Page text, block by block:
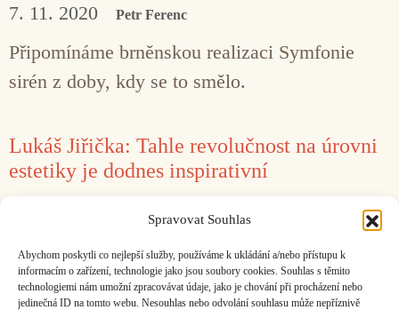
Spravovat Souhlas
Abychom poskytli co nejlepší služby, používáme k ukládání a/nebo přístupu k
informacím o zařízení, technologie jako jsou soubory cookies. Souhlas s těmito
technologiemi nám umožní zpracovávat údaje, jako je chování při procházení nebo
jedinečná ID na tomto webu. Nesouhlas nebo odvolání souhlasu může nepříznivě
7. 11. 2020 Petr Ferenc
Připomínáme brněnskou realizaci Symfonie
sirén z doby, kdy se to smělo.
Lukáš Jiřička: Tahle revolučnost na úrovni
estetiky je dodnes inspirativní
O brněnské realizaci Avraamovovy Symfonie
sirén.